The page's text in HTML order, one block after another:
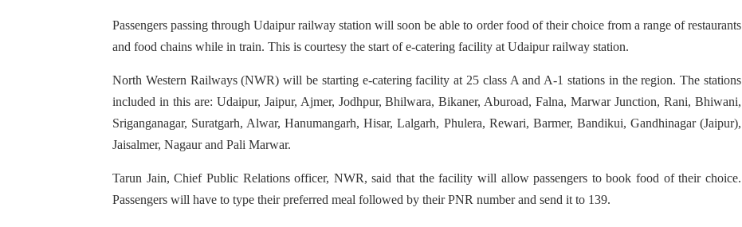
Passengers passing through Udaipur railway station will soon be able to order food of their choice from a range of restaurants
and food chains while in train. This is courtesy the start of e-catering facility at Udaipur railway station.
North Western Railways (NWR) will be starting e-catering facility at 25 class A and A-1 stations in the region. The stations
included in this are: Udaipur, Jaipur, Ajmer, Jodhpur, Bhilwara, Bikaner, Aburoad, Falna, Marwar Junction, Rani, Bhiwani,
Sriganganagar, Suratgarh, Alwar, Hanumangarh, Hisar, Lalgarh, Phulera, Rewari, Barmer, Bandikui, Gandhinagar (Jaipur),
Jaisalmer, Nagaur and Pali Marwar.
Tarun Jain, Chief Public Relations officer, NWR, said that the facility will allow passengers to book food of their choice.
Passengers will have to type their preferred meal followed by their PNR number and send it to 139.